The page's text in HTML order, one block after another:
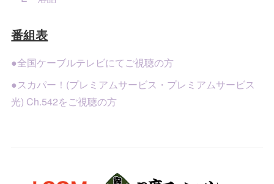
番組表
●全国ケーブルテレビにてご視聴の方
●スカパー！(プレミアムサービス・プレミアムサービス
光) Ch.542をご視聴の方